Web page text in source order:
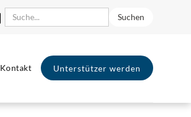
Kontakt Unterstützer werden